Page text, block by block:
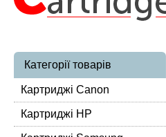
Категорії товарів
Картриджі Canon
Картриджі HP